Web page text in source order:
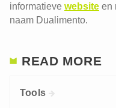
informatieve website en
naam Dualimento.
READ MORE
Tools